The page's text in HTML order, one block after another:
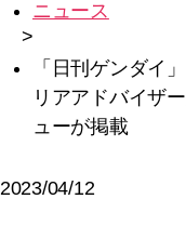
ニュース
>
「日刊ゲンダイ
リアアドバイザ
ューが掲載
2023/04/12